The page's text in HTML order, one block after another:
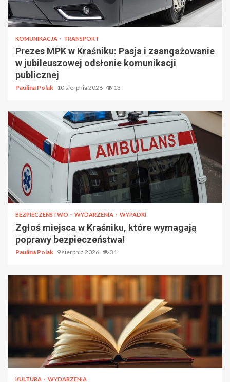
KOMUNIKACJA TRANSPORT
Prezes MPK w Kraśniku: Pasja i zaangażowanie
w jubileuszowej odsłonie komunikacji
publicznej
Paulina Polak 10 sierpnia 2026 13
BEZPIECZEŃSTWO WYDARZENIA WYPADKI
Zgłoś miejsca w Kraśniku, które wymagają
poprawy bezpieczeństwa!
Paulina Polak 9 sierpnia 2026 31
KULTURA WYDARZENIA